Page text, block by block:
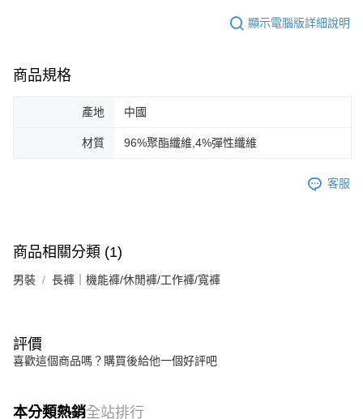
顯示電腦版詳細說明
商品規格
產地 中國
材質 96%聚酯纖維,4%彈性纖維
客服
商品相關分類 (1)
男裝 長褲｜機能褲/休閒褲/工作褲/寬褲
評價
喜歡這個商品嗎？購買後給他一個好評吧
本分類熱銷全站排行